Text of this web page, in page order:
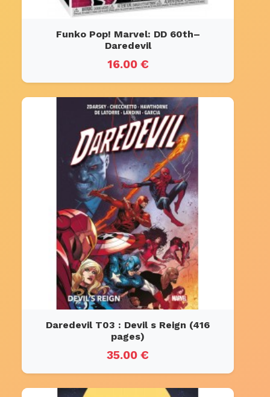
Funko Pop! Marvel: DD 60th–
Daredevil
16.00 €
Daredevil T03 : Devil s Reign (416
pages)
35.00 €